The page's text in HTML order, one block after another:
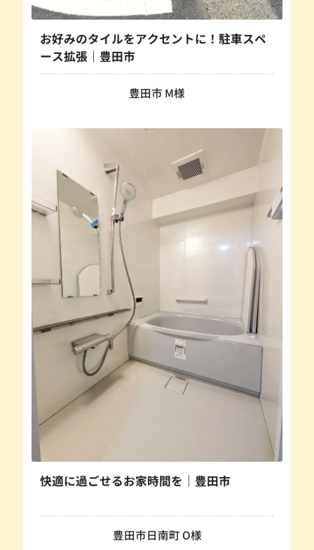
お好みのタイルをアクセントに！駐車スペ
ース拡張｜豊田市
豊田市 M様
快適に過ごせるお家時間を｜豊田市
豊田市日南町 O様